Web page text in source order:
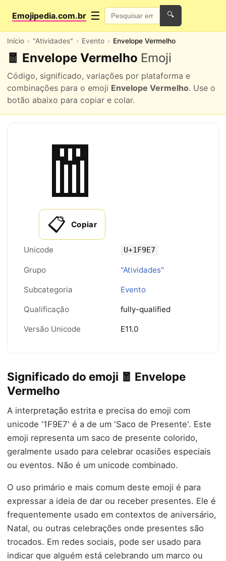
Emojipedia.com.br ☰ 🔍
Início "Atividades" Evento Envelope Vermelho
🧧 Envelope Vermelho Emoji
Código, significado, variações por plataforma e
combinações para o emoji Envelope Vermelho. Use o
botão abaixo para copiar e colar.
🧧
📋 Copiar
Unicode U+1F9E7
Grupo "Atividades"
Subcategoria Evento
Qualificação fully-qualified
Versão Unicode E11.0
Significado do emoji 🧧 Envelope
Vermelho
A interpretação estrita e precisa do emoji com
unicode '1F9E7' é a de um 'Saco de Presente'. Este
emoji representa um saco de presente colorido,
geralmente usado para celebrar ocasiões especiais
ou eventos. Não é um unicode combinado.
O uso primário e mais comum deste emoji é para
expressar a ideia de dar ou receber presentes. Ele é
frequentemente usado em contextos de aniversário,
Natal, ou outras celebrações onde presentes são
trocados. Em redes sociais, pode ser usado para
indicar que alguém está celebrando um marco ou